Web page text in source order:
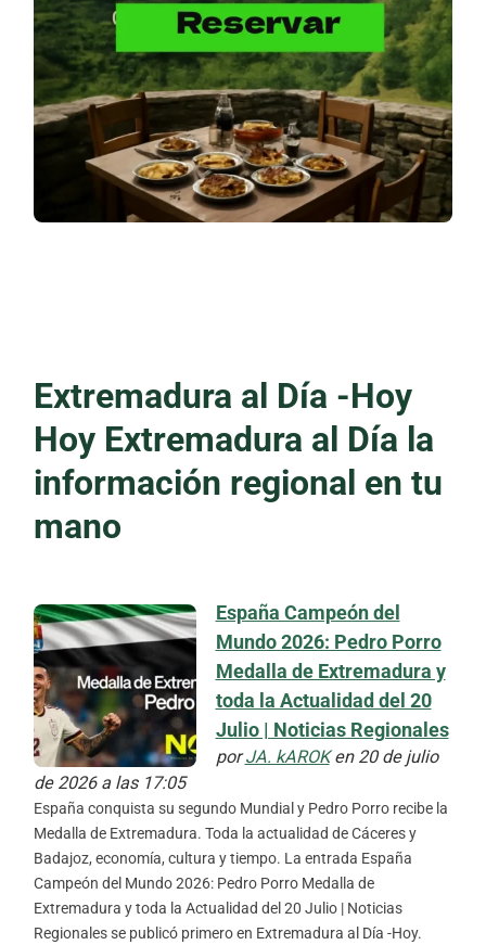
Extremadura al Día -Hoy
Hoy Extremadura al Día la
información regional en tu
mano
España Campeón del
Mundo 2026: Pedro Porro
Medalla de Extremadura y
toda la Actualidad del 20
Julio | Noticias Regionales
porJA. kAROKen 20 de julio
de 2026 a las 17:05
España conquista su segundo Mundial y Pedro Porro recibe la
Medalla de Extremadura. Toda la actualidad de Cáceres y
Badajoz, economía, cultura y tiempo. La entrada España
Campeón del Mundo 2026: Pedro Porro Medalla de
Extremadura y toda la Actualidad del 20 Julio | Noticias
Regionales se publicó primero en Extremadura al Día -Hoy.